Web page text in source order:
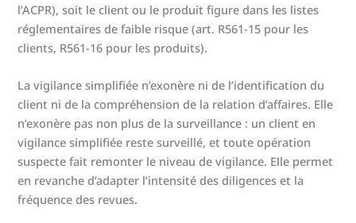
l’ACPR), soit le client ou le produit figure dans les listes
réglementaires de faible risque (art. R561-15 pour les
clients, R561-16 pour les produits).
La vigilance simplifiée n’exonère ni de l’identification du
client ni de la compréhension de la relation d’affaires. Elle
n’exonère pas non plus de la surveillance : un client en
vigilance simplifiée reste surveillé, et toute opération
suspecte fait remonter le niveau de vigilance. Elle permet
en revanche d’adapter l’intensité des diligences et la
fréquence des revues.